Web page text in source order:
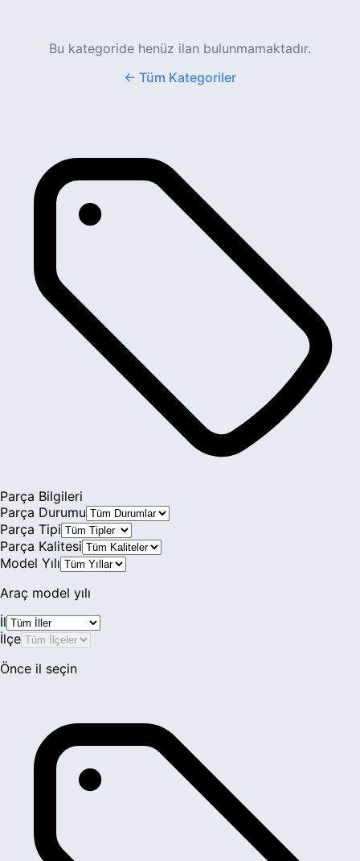
Bu kategoride henüz ilan bulunmamaktadır.
← Tüm Kategoriler
Parça Bilgileri
Parça Durumu
Parça Tipi
Parça Kalitesi
Model Yılı
Araç model yılı
İl
İlçe
Önce il seçin